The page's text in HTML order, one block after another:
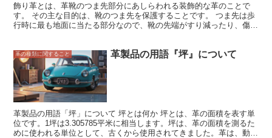
飾り革とは、革靴のつま先部分にあしらわれる装飾的な革のことで
す。 その主な目的は、靴のつま先を保護することです。 つま先は歩
行時に最も地面に当たる部分なので、靴の先端がすり減ったり、傷つ
の、つま先の先端だけを覆うものなど、さまざまな形状があります。
また、革の種類や色、デザインも豊富で、靴のデザインに合わせて、
さまざまな飾り革を選ぶことができます。 飾り革は、靴のつま先を
保護するだけでなく、靴のデザインをより華やかにする役割も果たし
ます。 シンプルなデザインの靴であっても、飾り革を付けるだけ
で、ぐっとおしゃれな印象になります。 飾り革は、革靴のつま先を
保護し、デザイン性を高める重要なパーツです。 靴選びの際には、
飾り革のデザインにも注目してみてください。
革の種類に関すること 革製品の用語『坪』について
革製品の用語「坪」について 坪とは何か 坪とは、革の面積を表す単
位です。1坪は3.305785平米に相当します。坪は、革の面積を測るた
めに使われる単位として、古くから使用されてきました。革は、動物